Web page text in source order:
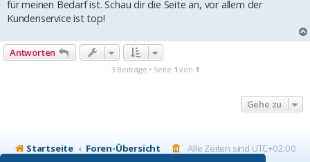
für meinen Bedarf ist. Schau dir die Seite an, vor allem der
Kundenservice ist top!
Antworten
3 Beiträge • Seite 1 von 1
Gehe zu
Startseite Foren-Übersicht Alle Zeiten sind UTC+02:00